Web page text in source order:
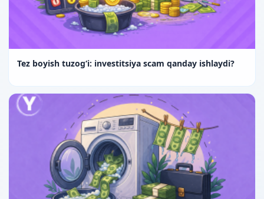
Tez boyish tuzog‘i: investitsiya scam qanday ishlaydi?